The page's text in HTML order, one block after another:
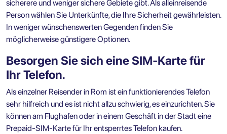
sicherere und weniger sichere Gebiete gibt. Als alleinreisende
Person wählen Sie Unterkünfte, die Ihre Sicherheit gewährleisten.
In weniger wünschenswerten Gegenden finden Sie
möglicherweise günstigere Optionen.
Besorgen Sie sich eine SIM-Karte für
Ihr Telefon.
Als einzelner Reisender in Rom ist ein funktionierendes Telefon
sehr hilfreich und es ist nicht allzu schwierig, es einzurichten. Sie
können am Flughafen oder in einem Geschäft in der Stadt eine
Prepaid-SIM-Karte für Ihr entsperrtes Telefon kaufen.